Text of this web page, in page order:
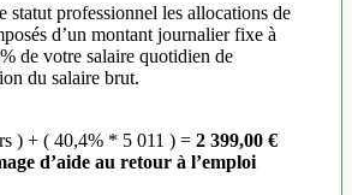
statut professionnel les allocations de
d’un montant journalier fixe à
de votre salaire quotidien de
du salaire brut.
) + ( 40,4% * 5 011 ) = 2 399,00 €
d’aide au retour à l’emploi